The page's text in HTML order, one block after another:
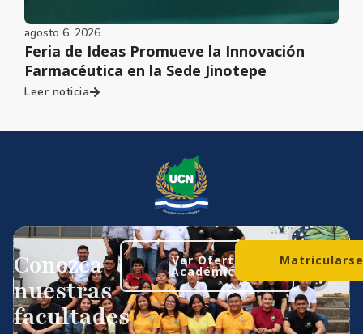
agosto 6, 2026
Feria de Ideas Promueve la Innovación
Farmacéutica en la Sede Jinotepe
Leer noticia
Conozca
nuestras
facultades
Ver Oferta
Académica